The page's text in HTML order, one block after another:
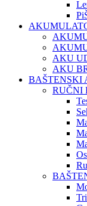
AKU
AKU
BAŠTENSKI
RUČNI